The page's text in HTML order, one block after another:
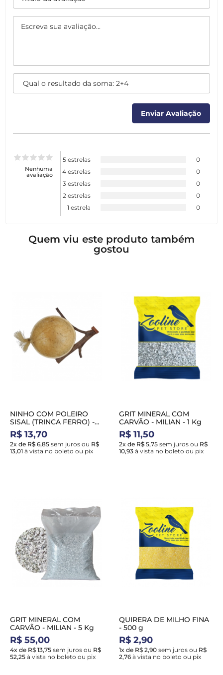
Nenhuma
avaliação
5 estrelas
0
4 estrelas
0
3 estrelas
0
2 estrelas
0
1 estrela
0
Quem viu este produto também
gostou
NINHO COM POLEIRO
SISAL (TRINCA FERRO) -
HADASSA NH40
R$ 13,70
2x de R$ 6,85 sem juros ou R$
13,01 à vista no boleto ou pix
GRIT MINERAL COM
CARVÃO - MILIAN - 1 Kg
R$ 11,50
2x de R$ 5,75 sem juros ou R$
10,93 à vista no boleto ou pix
GRIT MINERAL COM
CARVÃO - MILIAN - 5 Kg
R$ 55,00
4x de R$ 13,75 sem juros ou R$
52,25 à vista no boleto ou pix
QUIRERA DE MILHO FINA
- 500 g
R$ 2,90
1x de R$ 2,90 sem juros ou R$
2,76 à vista no boleto ou pix